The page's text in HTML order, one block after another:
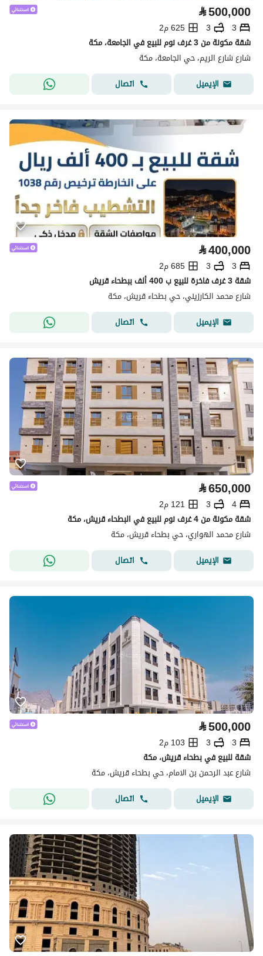
⃁500,000
3
3
625 م2
شقة مكونة من 3 غرف نوم للبيع في الجامعة، مكة
شارع شارع الريم، حي الجامعة، مكة
الإيميل
اتصال
⃁400,000
3
3
685 م2
شقة 3 غرف فاخرة للبيع ب 400 ألف ببطحاء قريش
شارع محمد الكارزيني، حي بطحاء قريش، مكة
الإيميل
اتصال
⃁650,000
4
3
121 م2
شقة مكونة من 4 غرف نوم للبيع في البطحاء قريش، مكة
شارع محمد الهواري، حي بطحاء قريش، مكة
الإيميل
اتصال
⃁500,000
3
3
103 م2
شقة للبيع في بطحاء قريش، مكة
شارع عبد الرحمن بن الامام، حي بطحاء قريش، مكة
الإيميل
اتصال